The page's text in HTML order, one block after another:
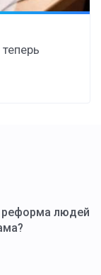
реформа людей